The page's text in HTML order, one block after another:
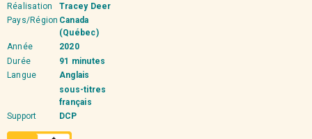
Réalisation
Tracey Deer
Pays/Région Canada
(Québec)
Année
2020
Durée
91 minutes
Langue
Anglais
sous-titres
français
Support
DCP